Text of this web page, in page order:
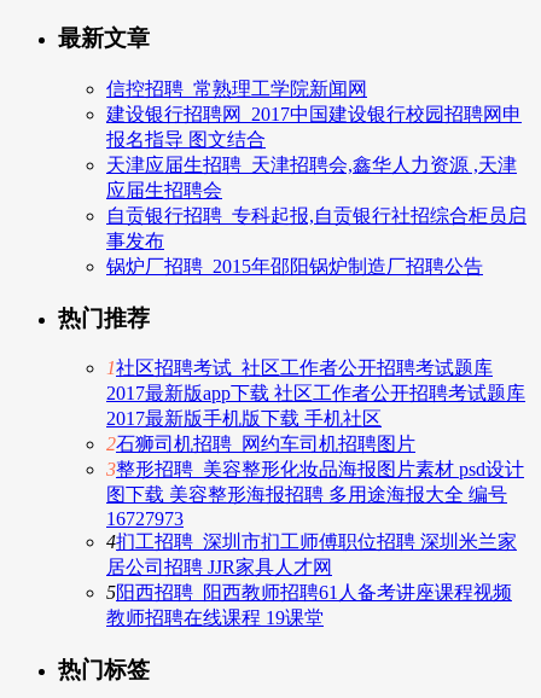
最新文章
信控招聘_常熟理工学院新闻网
建设银行招聘网_2017中国建设银行校园招聘网申
报名指导 图文结合
天津应届生招聘_天津招聘会,鑫华人力资源 ,天津
应届生招聘会
自贡银行招聘_专科起报,自贡银行社招综合柜员启
事发布
锅炉厂招聘_2015年邵阳锅炉制造厂招聘公告
热门推荐
1社区招聘考试_社区工作者公开招聘考试题库
2017最新版app下载 社区工作者公开招聘考试题库
2017最新版手机版下载 手机社区
2石狮司机招聘_网约车司机招聘图片
3整形招聘_美容整形化妆品海报图片素材 psd设计
图下载 美容整形海报招聘 多用途海报大全 编号
16727973
4扪工招聘_深圳市扪工师傅职位招聘 深圳米兰家
居公司招聘 JJR家具人才网
5阳西招聘_阳西教师招聘61人备考讲座课程视频
教师招聘在线课程 19课堂
热门标签